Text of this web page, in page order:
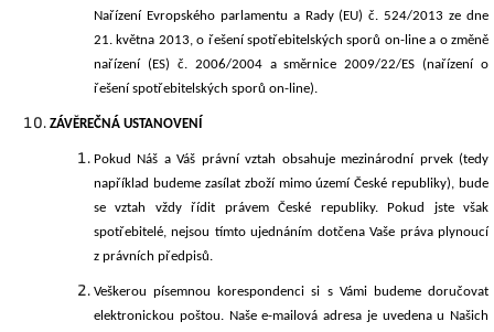
Nařízení Evropského parlamentu a Rady (EU) č. 524/2013 ze dne
21. května 2013, o řešení spotřebitelských sporů on-line a o změně
nařízení (ES) č. 2006/2004 a směrnice 2009/22/ES (nařízení o
řešení spotřebitelských sporů on-line).
ZÁVĚREČNÁ USTANOVENÍ
Pokud Náš a Váš právní vztah obsahuje mezinárodní prvek (tedy
například budeme zasílat zboží mimo území České republiky), bude
se vztah vždy řídit právem České republiky. Pokud jste však
spotřebitelé, nejsou tímto ujednáním dotčena Vaše práva plynoucí
z právních předpisů.
Veškerou písemnou korespondenci si s Vámi budeme doručovat
elektronickou poštou. Naše e-mailová adresa je uvedena u Našich